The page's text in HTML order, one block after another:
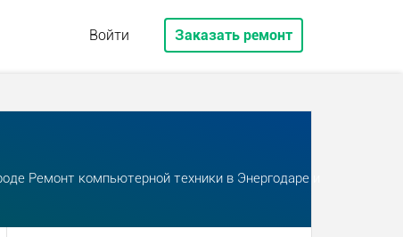
Войти Заказать ремонт
Ремонт компьютерной техники в Энергодаре и